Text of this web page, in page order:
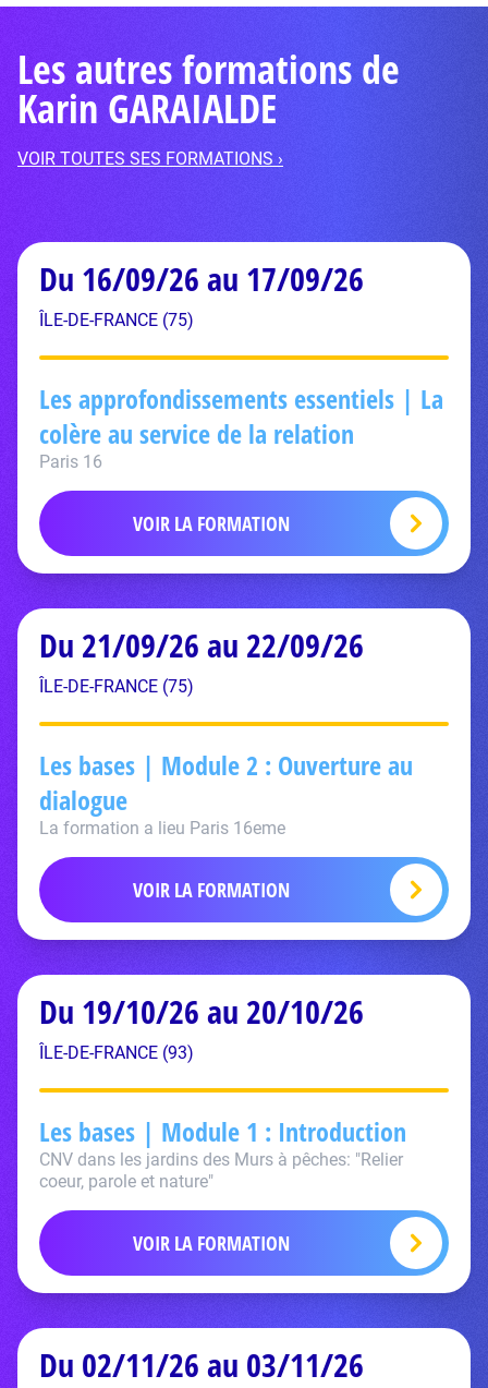
Les autres formations de
Karin GARAIALDE
VOIR TOUTES SES FORMATIONS ›
Du 16/09/26 au 17/09/26
ÎLE-DE-FRANCE (75)
Les approfondissements essentiels | La
colère au service de la relation
Paris 16
VOIR LA FORMATION
Du 21/09/26 au 22/09/26
ÎLE-DE-FRANCE (75)
Les bases | Module 2 : Ouverture au
dialogue
La formation a lieu Paris 16eme
VOIR LA FORMATION
Du 19/10/26 au 20/10/26
ÎLE-DE-FRANCE (93)
Les bases | Module 1 : Introduction
CNV dans les jardins des Murs à pêches: "Relier
coeur, parole et nature"
VOIR LA FORMATION
Du 02/11/26 au 03/11/26